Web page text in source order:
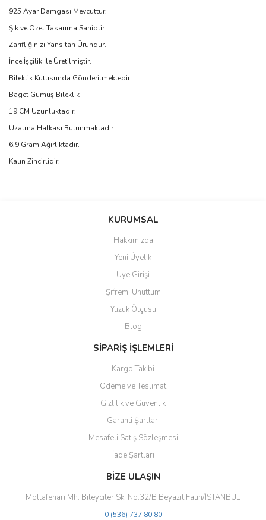
925 Ayar Damgası Mevcuttur.
Şık ve Özel Tasarıma Sahiptir.
Zarifliğinizi Yansıtan Üründür.
İnce İşçilik İle Üretilmiştir.
Bileklik Kutusunda Gönderilmektedir.
Baget Gümüş Bileklik
19 CM Uzunluktadır.
Uzatma Halkası Bulunmaktadır.
6,9 Gram Ağırlıktadır.
Kalın Zincirlidir.
Bu ürüne ilk yorumu siz yapın!
Yorum Yaz
Ürün resmi kalitesiz, bozuk veya görüntülenemiyor.
Ürün açıklamasında eksik bilgiler bulunuyor.
Ürün bilgilerinde hatalar bulunuyor.
Ürün fiyatı diğer sitelerden daha pahalı.
Bu ürüne benzer farklı alternatifler olmalı.
Gönder
KURUMSAL
Hakkımızda
Yeni Üyelik
Üye Girişi
Şifremi Unuttum
Yüzük Ölçüsü
Blog
SİPARİŞ İŞLEMLERİ
Kargo Takibi
Ödeme ve Teslimat
Gizlilik ve Güvenlik
Garanti Şartları
Mesafeli Satış Sözleşmesi
İade Şartları
BİZE ULAŞIN
Mollafenari Mh. Bileyciler Sk. No:32/B Beyazıt Fatih/İSTANBUL
0 (536) 737 80 80